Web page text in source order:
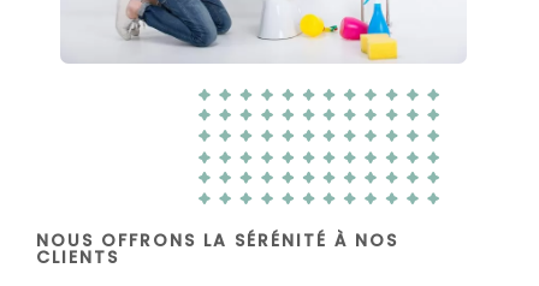
NOUS OFFRONS LA SÉRÉNITÉ À NOS
CLIENTS